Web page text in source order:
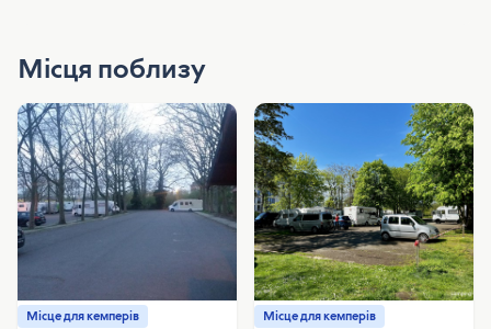
Місця поблизу
Місце для кемперів Місце для кемперів